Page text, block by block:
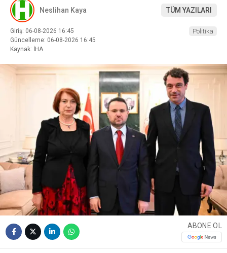
Neslihan Kaya TÜM YAZILARI
Giriş: 06-08-2026 16:45
Güncelleme: 06-08-2026 16:45
Kaynak: İHA
Politika
ABONE OL